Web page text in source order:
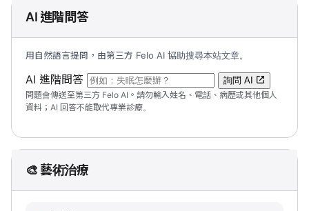
AI 進階問答
用自然語言提問，由第三方 Felo AI 協助搜尋本站文章。
AI 進階問答 （可輸入自然語言問題；送出後會開啟 Felo
詢問 AI
問題會傳送至第三方 Felo AI。請勿輸入姓名、電話、病歷或其他個人
資料；AI 回答不能取代專業診療。
🎨 藝術治療